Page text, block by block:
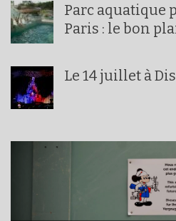
Parc aquatique
Paris : le bon
Le 14 juillet à